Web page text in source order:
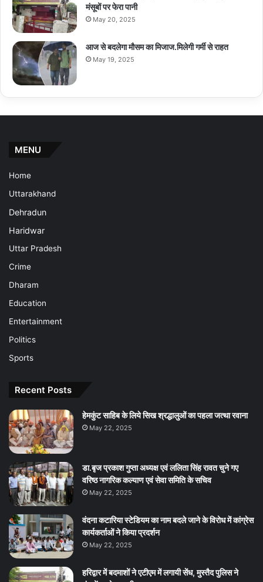
मंसूबों पर फेरा पानी
May 20, 2025
आज से बदलेगा मौसम का मिजाज.मिलेगी गर्मी से राहत
May 19, 2025
MENU
Home
Uttarakhand
Dehradun
Haridwar
Uttar Pradesh
Crime
Dharam
Education
Entertainment
Politics
Sports
Recent Posts
हेमकुंट साहिब के लिये सिख श्रद्धालुओं का पहला जत्था रवाना
May 22, 2025
डा.बृज प्रकाश गुप्ता अध्यक्ष एवं ललिता सिंह रावत चुने गए
वरिष्ठ नागरिक कल्याण एवं सेवा समिति के सचिव
May 22, 2025
वंदना कटारिया स्टेडियम का नाम बदले जाने के विरोध में कांग्रेस
कार्यकर्ताओं ने किया प्रदर्शन
May 22, 2025
हरिद्वार में बदमाशों ने एटीएम में लगायी सेंध, मुस्तैद पुलिस ने